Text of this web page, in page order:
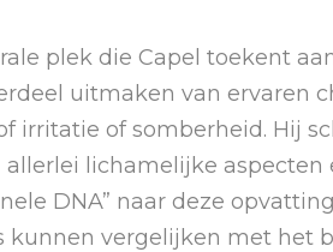
plek die Capel toekent
uitmaken van ervaren
irritatie of somberheid. Hij
lichamelijke aspecten
DNA” naar deze
kunnen vergelijken met het